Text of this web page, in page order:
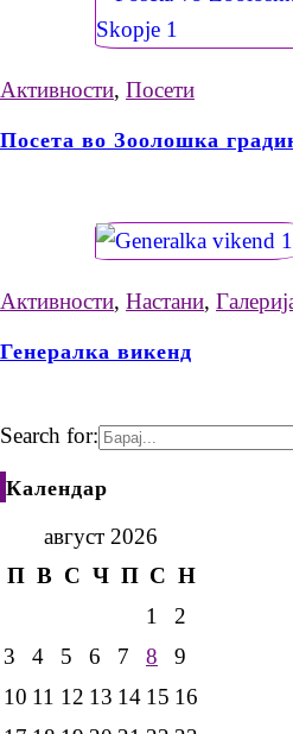
Активности, Посети
Посета во Зоолошка
Активности, Настани,
Генералка викенд
Search for:
Календар
август 2026
П В С Ч П С Н
1
2
3
4 5 6 7 8
9
10 11 12 13 14 15 16